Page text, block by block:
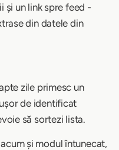
și un link spre feed -
din datele din
zile primesc un
de identificat
să sortezi lista.
și modul întunecat,